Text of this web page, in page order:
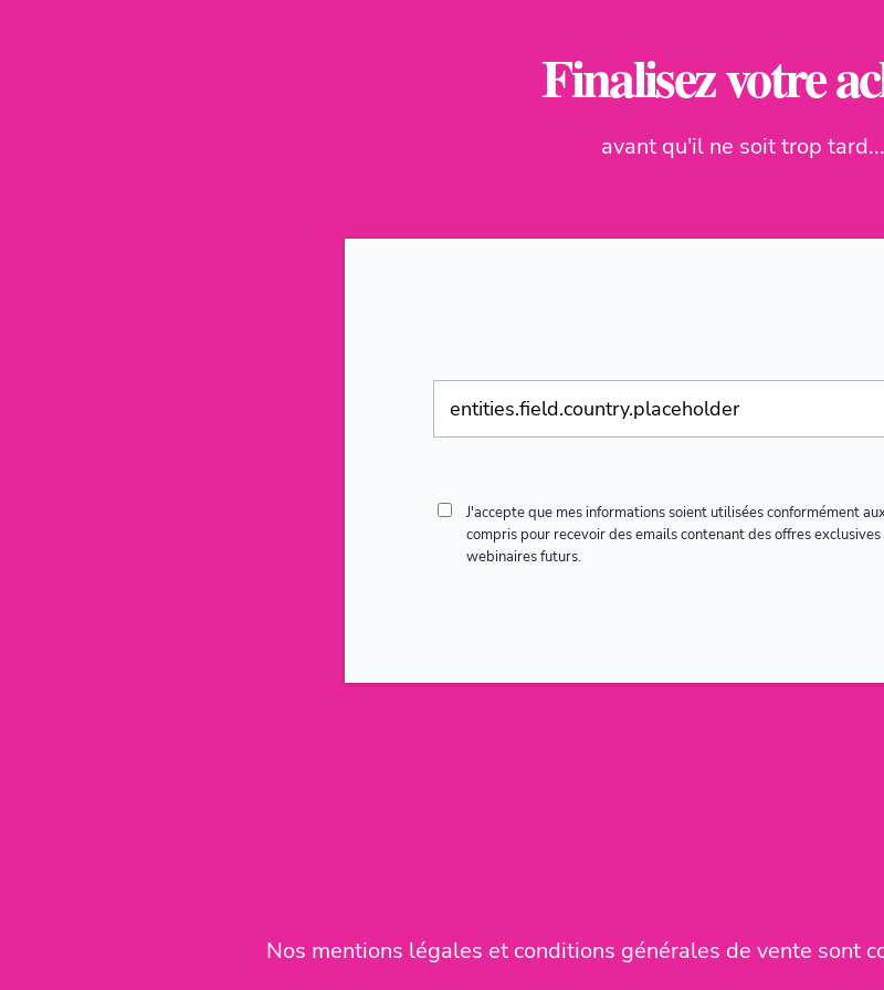
Finalisez votre
avant qu'il ne soit trop tard...
J'accepte que mes informations soient utilisées conformément
compris pour recevoir des emails contenant des offres
webinaires futurs.
Nos mentions légales et conditions générales de vente sont